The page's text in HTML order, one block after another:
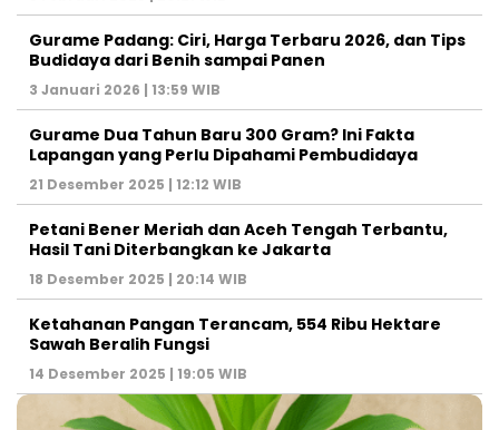
Gurame Padang: Ciri, Harga Terbaru 2026, dan Tips
Budidaya dari Benih sampai Panen
3 Januari 2026 | 13:59 WIB
Gurame Dua Tahun Baru 300 Gram? Ini Fakta
Lapangan yang Perlu Dipahami Pembudidaya
21 Desember 2025 | 12:12 WIB
Petani Bener Meriah dan Aceh Tengah Terbantu,
Hasil Tani Diterbangkan ke Jakarta
18 Desember 2025 | 20:14 WIB
Ketahanan Pangan Terancam, 554 Ribu Hektare
Sawah Beralih Fungsi
14 Desember 2025 | 19:05 WIB